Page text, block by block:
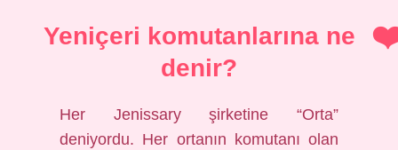
Yeniçeri komutanlarına ne
denir?
Her Jenissary şirketine “Orta”
deniyordu. Her ortanın komutanı olan